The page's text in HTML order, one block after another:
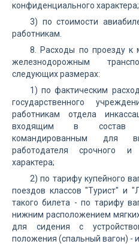
конфиденциального характера;
3) по стоимости
работникам.
8. Расходы по проезду к
железнодорожным
следующих размерах:
1) по фактическим
государственного
работникам отдела
входящим в состав
командированным для
работодателя срочного и
характера;
2) по тарифу купейного
поездов классов "Турист" и
такого билета - по тарифу
нижним расположением
для сидения с
положения (спальный вагон) -